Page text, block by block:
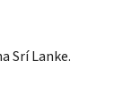
Srí Lanke.